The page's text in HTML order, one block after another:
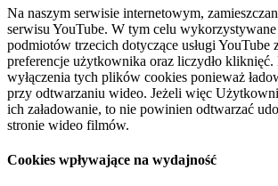
Na naszym serwisie internetowym,
serwisu YouTube. W tym celu
podmiotów trzecich dotyczące usługi YouTube
preferencje użytkownika oraz liczydło
wyłączenia tych plików cookies ponieważ
przy odtwarzaniu wideo. Jeżeli więc
ich załadowanie, to nie powinien odtwarzać
stronie wideo filmów.
Cookies wpływające na wydajność